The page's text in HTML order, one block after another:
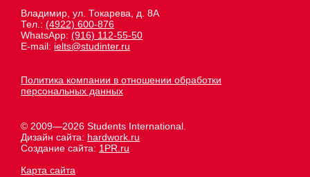
Владимир, ул. Токарева, д. 8А
Тел.: (4922) 600-876
WhatsApp: (916) 112-55-50
E-mail: ielts@studinter.ru
Политика компании в отношении обработки
персональных данных
© 2009—2026 Students International.
Дизайн сайта: hardwork.ru
Создание сайта: 1PR.ru
Карта сайта